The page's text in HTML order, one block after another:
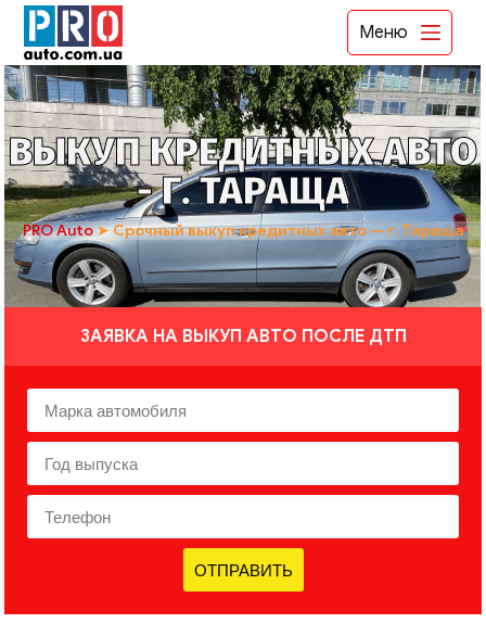
Меню
ВЫКУП КРЕДИТНЫХ АВТО
- Г. ТАРАЩА
PRO Auto➤Срочный выкуп кредитных авто — г. Тараща
ЗАЯВКА НА ВЫКУП АВТО ПОСЛЕ ДТП
ОТПРАВИТЬ